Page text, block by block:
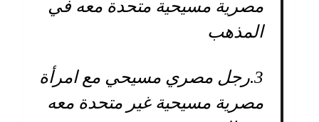
مصرية مسيحية متحدة معه في
المذهب
3. رجل مصري مسيحي مع امرأة
مصرية مسيحية غير متحدة معه